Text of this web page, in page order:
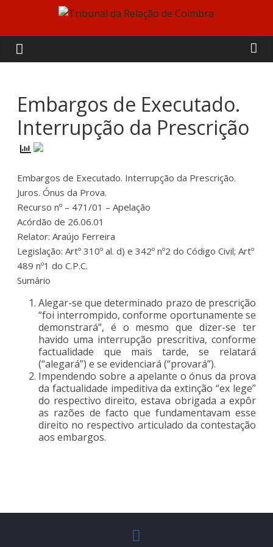
content
Tribunal
da
Relação
de
Coimbra
Embargos de Executado.
Interrupção da Prescrição
Embargos de Executado. Interrupção da Prescrição.
Juros. Ónus da Prova.
Recurso nº – 471/01 – Apelação
Acórdão de 26.06.01
Relator: Araújo Ferreira
Legislação: Artº 310º al. d) e 342º nº2 do Código Civil; Artº
489 nº1 do C.P.C.
Sumário
Alegar-se que determinado prazo de prescrição
“foi interrompido, conforme oportunamente se
demonstrará”, é o mesmo que dizer-se ter
havido uma interrupção prescritiva, conforme
factualidade que mais tarde, se relatará
(“alegará”) e se evidenciará (“provará”).
Impendendo sobre a apelante o ónus da prova
da factualidade impeditiva da extinção “ex lege”
do respectivo direito, estava obrigada a expôr
as razões de facto que fundamentavam esse
direito no respectivo articulado da contestação
aos embargos.